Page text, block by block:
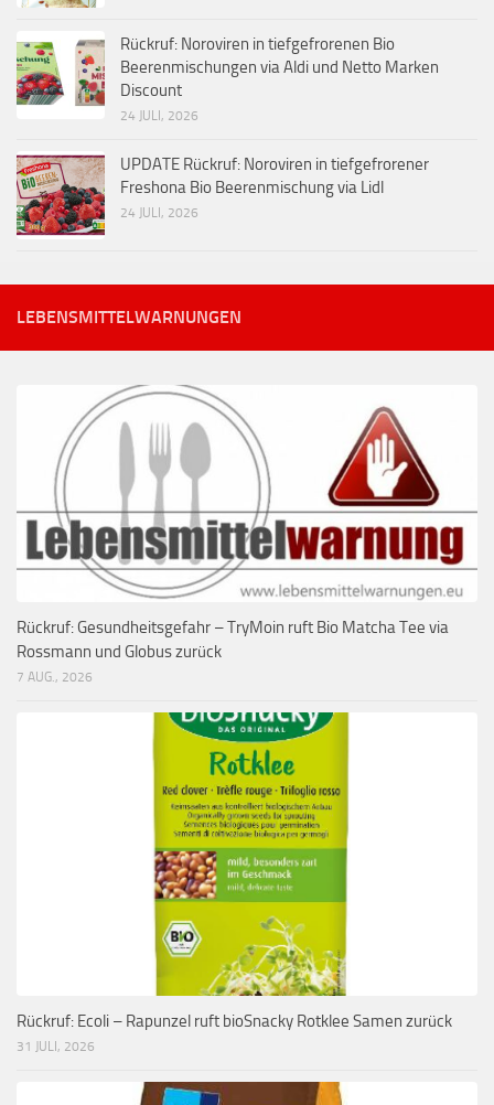
Rückruf: Noroviren in tiefgefrorenen Bio
Beerenmischungen via Aldi und Netto Marken
Discount
24 JULI, 2026
UPDATE Rückruf: Noroviren in tiefgefrorener
Freshona Bio Beerenmischung via Lidl
24 JULI, 2026
LEBENSMITTELWARNUNGEN
Rückruf: Gesundheitsgefahr – TryMoin ruft Bio Matcha Tee via
Rossmann und Globus zurück
7 AUG., 2026
Rückruf: Ecoli – Rapunzel ruft bioSnacky Rotklee Samen zurück
31 JULI, 2026